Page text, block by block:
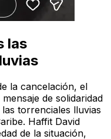
las
la cancelación, el
de solidaridad
torrenciales lluvias
Haffit David
de la situación,